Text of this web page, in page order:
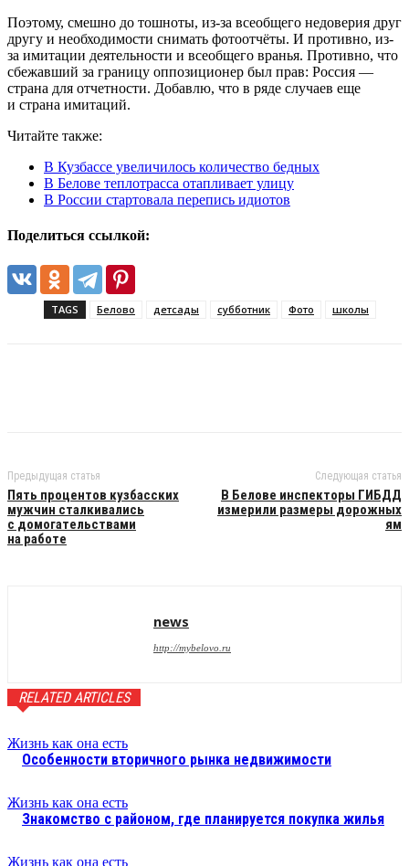
Поэтому, смешно до тошноты, из-за всеобщего недоверия друг
другу и необходимости снимать фотоотчёты. И противно, из-
за имитации деятельности и всеобщего вранья. Противно, что
сбежавший за границу оппозиционер был прав: Россия —
страна для отчетности. Добавлю, что в ряде случаев еще
и страна имитаций.
Читайте также:
В Кузбассе увеличилось количество бедных
В Белове теплотрасса отапливает улицу
В России стартовала перепись идиотов
Поделиться ссылкой:
TAGS Белово детсады субботник Фото школы
Предыдущая статья
Пять процентов кузбасских
мужчин сталкивались
с домогательствами
на работе
Следующая статья
В Белове инспекторы ГИБДД
измерили размеры дорожных
ям
news
http://mybelovo.ru
RELATED ARTICLES
Жизнь как она есть
Особенности вторичного рынка недвижимости
Жизнь как она есть
Знакомство с районом, где планируется покупка жилья
Жизнь как она есть